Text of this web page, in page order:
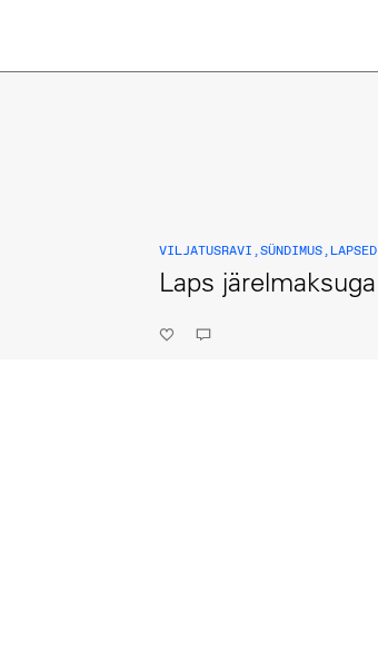
VILJATUSRAVI,SÜNDIMUS,LAPSED
Laps järelmaksuga